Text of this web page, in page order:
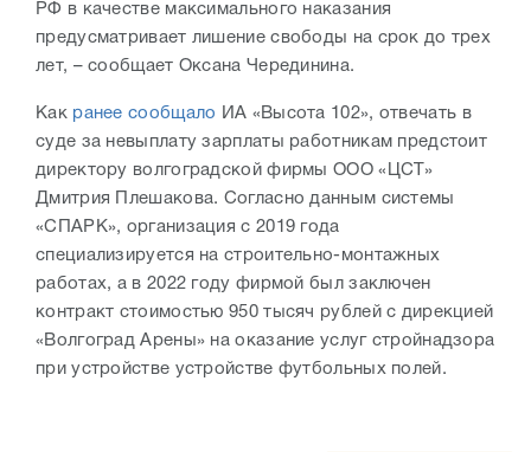
РФ в качестве максимального наказания
предусматривает лишение свободы на срок до трех
лет, – сообщает Оксана Черединина.
Как ранее сообщало ИА «Высота 102», отвечать в
суде за невыплату зарплаты работникам предстоит
директору волгоградской фирмы ООО «ЦСТ»
Дмитрия Плешакова. Согласно данным системы
«СПАРК», организация с 2019 года
специализируется на строительно-монтажных
работах, а в 2022 году фирмой был заключен
контракт стоимостью 950 тысяч рублей с дирекцией
«Волгоград Арены» на оказание услуг стройнадзора
при устройстве устройстве футбольных полей.